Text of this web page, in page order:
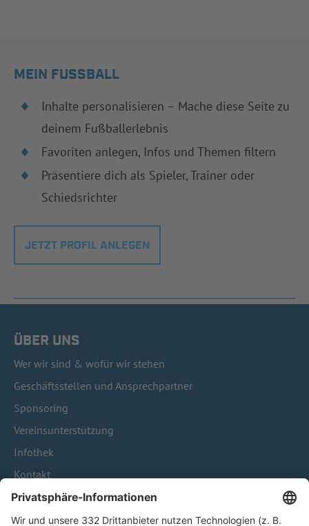
MEIN FUSSBALL
Inhalte personalisieren – Mache diese Seite zu
deinem Fußballerlebnis
Favoriten anlegen, Infos und Themen filtern
Präsentiere dich als Spieler, Trainer oder
Schiedsrichter
JETZT PROFIL ANLEGEN
ÜBER UNS
Wer wir sind & wofür wir stehen
Geschäftsstellen und Ansprechpartner
Sponsoring
Vereinsunterstützung
Infothek
Kontakt
HÄUFIG BESUCHTE SEITEN